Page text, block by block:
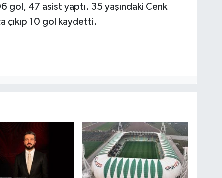
gol, 47 asist yaptı. 35 yaşındaki Cenk
çıkıp 10 gol kaydetti.